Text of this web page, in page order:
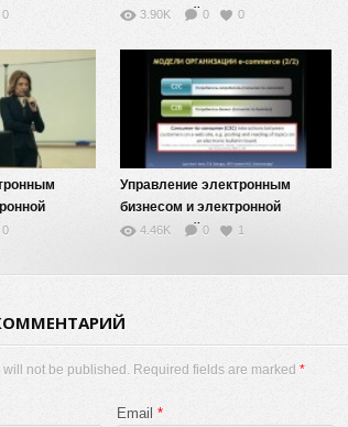
0
коммерцией — 9
3.90K 0 0
0
Управление электронным
бизнесом и электронной
коммерцией — 5
4.46K 0 1
not be published. Required fields are marked *
Email *